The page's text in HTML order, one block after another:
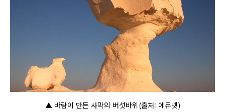
▲ 바람이 만든 사막의 버섯바위(출처: 에듀넷)